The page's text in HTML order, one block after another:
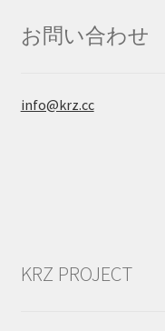
お問い合わせ
info@krz.cc
KRZ PROJECT